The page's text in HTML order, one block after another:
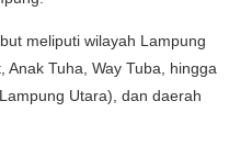
meliputi wilayah Lampung
Anak Tuha, Way Tuba, hingga
Utara), dan daerah